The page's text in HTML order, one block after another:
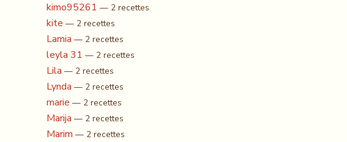
kimo95261 — 2 recettes
kite — 2 recettes
Lamia — 2 recettes
leyla 31 — 2 recettes
Lila — 2 recettes
Lynda — 2 recettes
marie — 2 recettes
Marija — 2 recettes
Marim — 2 recettes